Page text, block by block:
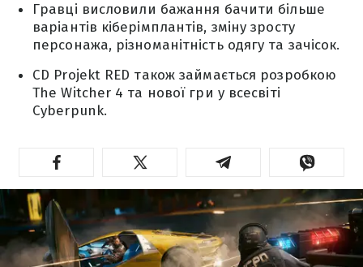
Гравці висловили бажання бачити більше
варіантів кіберімплантів, зміну зросту
персонажа, різноманітність одягу та зачісок.
CD Projekt RED також займається розробкою
The Witcher 4 та нової гри у всесвіті
Cyberpunk.